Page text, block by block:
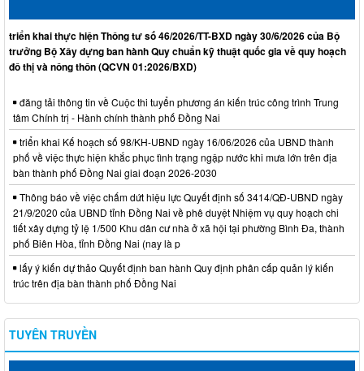
triển khai thực hiện Thông tư số 46/2026/TT-BXD ngày 30/6/2026 của Bộ
trưởng Bộ Xây dựng ban hành Quy chuẩn kỹ thuật quốc gia về quy hoạch
đô thị và nông thôn (QCVN 01:2026/BXD)
đăng tải thông tin về Cuộc thi tuyển phương án kiến trúc công trình Trung
tâm Chính trị - Hành chính thành phố Đồng Nai
triển khai Kế hoạch số 98/KH-UBND ngày 16/06/2026 của UBND thành
phố về việc thực hiện khắc phục tình trạng ngập nước khi mưa lớn trên địa
bàn thành phố Đồng Nai giai đoạn 2026-2030
Thông báo về việc chấm dứt hiệu lực Quyết định số 3414/QĐ-UBND ngày
21/9/2020 của UBND tỉnh Đồng Nai về phê duyệt Nhiệm vụ quy hoạch chi
tiết xây dựng tỷ lệ 1/500 Khu dân cư nhà ở xã hội tại phường Bình Đa, thành
phố Biên Hòa, tỉnh Đồng Nai (nay là p
lấy ý kiến dự thảo Quyết định ban hành Quy định phân cấp quản lý kiến
trúc trên địa bàn thành phố Đồng Nai
TUYÊN TRUYỀN